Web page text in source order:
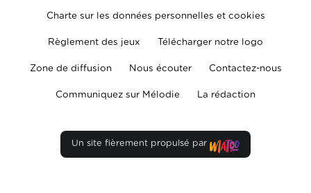
Charte sur les données personnelles et cookies
Règlement des jeux Télécharger notre logo
Zone de diffusion Nous écouter Contactez-nous
Communiquez sur Mélodie La rédaction
Un site fièrement propulsé par